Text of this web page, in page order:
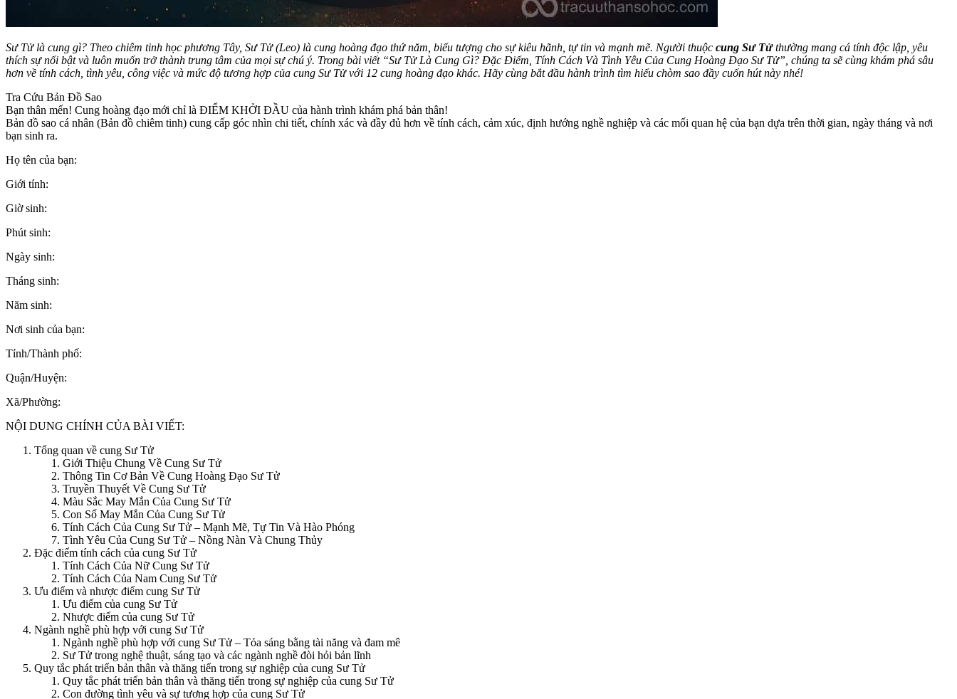
Sư Tử là cung gì? Theo chiêm tinh học phương Tây, Sư Tử (Leo) là cung hoàng đạo thứ năm, biểu tượng cho sự kiêu hãnh, tự tin và mạnh mẽ. Người thuộc cung Sư Tửthường mang cá tính độc lập, yêu
thích sự nổi bật và luôn muốn trở thành trung tâm của mọi sự chú ý. Trong bài viết “Sư Tử Là Cung Gì? Đặc Điểm, Tính Cách Và Tình Yêu Của Cung Hoàng Đạo Sư Tử”, chúng ta sẽ cùng khám phá sâu
hơn về tính cách, tình yêu, công việc và mức độ tương hợp của cung Sư Tử với 12 cung hoàng đạo khác. Hãy cùng bắt đầu hành trình tìm hiểu chòm sao đầy cuốn hút này nhé!
Tra Cứu Bản Đồ Sao
Bạn thân mến! Cung hoàng đạo mới chỉ là ĐIỂM KHỞI ĐẦU của hành trình khám phá bản thân!
Bản đồ sao cá nhân (Bản đồ chiêm tinh) cung cấp góc nhìn chi tiết, chính xác và đầy đủ hơn về tính cách, cảm xúc, định hướng nghề nghiệp và các mối quan hệ của bạn dựa trên thời gian, ngày tháng và nơi
bạn sinh ra.
Họ tên của bạn:
Giới tính:
Giờ sinh:
Phút sinh:
Ngày sinh:
Tháng sinh:
Năm sinh:
Nơi sinh của bạn:
Tỉnh/Thành phố:
Quận/Huyện:
Xã/Phường:
NỘI DUNG CHÍNH CỦA BÀI VIẾT:
Tổng quan về cung Sư Tử
Giới Thiệu Chung Về Cung Sư Tử
Thông Tin Cơ Bản Về Cung Hoàng Đạo Sư Tử
Truyền Thuyết Về Cung Sư Tử
Màu Sắc May Mắn Của Cung Sư Tử
Con Số May Mắn Của Cung Sư Tử
Tính Cách Của Cung Sư Tử – Mạnh Mẽ, Tự Tin Và Hào Phóng
Tình Yêu Của Cung Sư Tử – Nồng Nàn Và Chung Thủy
Đặc điểm tính cách của cung Sư Tử
Tính Cách Của Nữ Cung Sư Tử
Tính Cách Của Nam Cung Sư Tử
Ưu điểm và nhược điểm cung Sư Tử
Ưu điểm của cung Sư Tử
Nhược điểm của cung Sư Tử
Ngành nghề phù hợp với cung Sư Tử
Ngành nghề phù hợp với cung Sư Tử – Tỏa sáng bằng tài năng và đam mê
Sư Tử trong nghệ thuật, sáng tạo và các ngành nghề đòi hỏi bản lĩnh
Quy tắc phát triển bản thân và thăng tiến trong sự nghiệp của cung Sư Tử
Quy tắc phát triển bản thân và thăng tiến trong sự nghiệp của cung Sư Tử
Con đường tình yêu và sự tương hợp của cung Sư Tử